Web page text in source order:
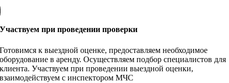
Участвуем при проведении проверки
Готовимся к выездной оценке, предоставляем необходимое
оборудование в аренду. Осуществляем подбор специалистов для
клиента. Участвуем при проведении выездной оценки,
взаимодействуем с инспектором МЧС